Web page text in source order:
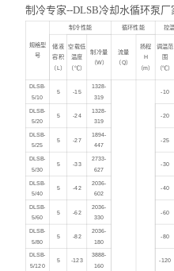
微波化学反应器
玻璃仪器烘干器
药物透皮实验仪
不锈钢常压反应釜
制冷专家--DLSB冷却水循环泵厂
规格型
号
制冷性能 循环性能 控
储液
容积
（L）
空载低
温度
（℃）
制冷量
（W）
流量
（Q）
扬程
H
（m）
调温范
围
（℃）
DLSB-
5/10
5 -15
1328-
319
-10
DLSB-
5/20
5 -24
1328-
319
-20
DLSB-
5/25
5 -27
1894-
447
-25
DLSB-
5/30
5 -33
2733-
627
-30
DLSB-
5/40
5 -42
2036-
602
-40
DLSB-
5/60
5 -62
2036-
330
-60
DLSB-
5/80
5 -82
2036-
180
-80
DLSB-
5/120
5 -123
3888-
160
-120